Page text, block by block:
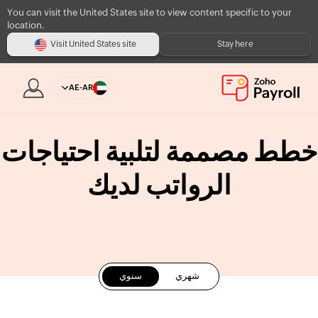
You can visit the United States site to view content specific to your
location.
Visit United States site Stay here
AE-AR
خطط مصممة لتلبية احتياجات
الرواتب لديك
شهري سنوي